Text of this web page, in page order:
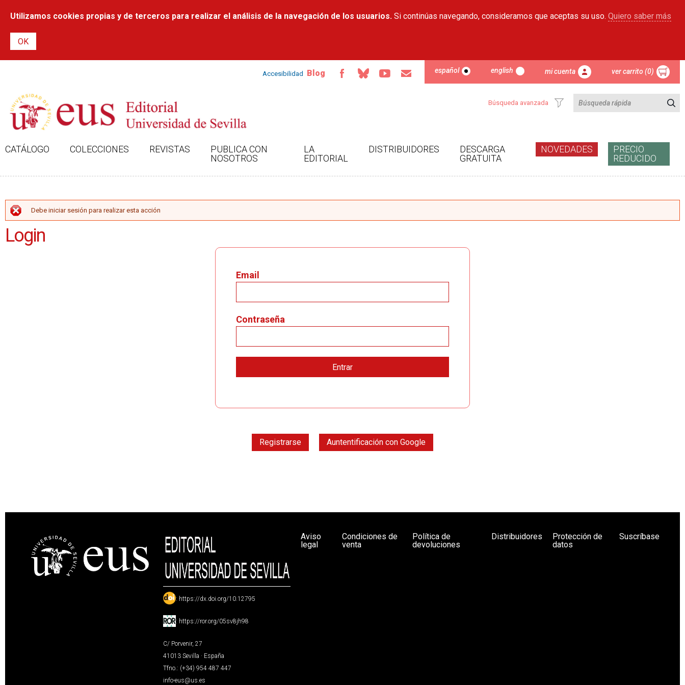
contenido
Utilizamos cookies propias y de terceros para realizar el análisis de la navegación de los usuarios. Si continúas navegando, consideramos que aceptas su uso. Quiero saber más
Accesibilidad Blog español english mi cuenta ver carrito (0)
Búsqueda avanzada
CATÁLOGO COLECCIONES REVISTAS
PUBLICA CON
NOSOTROS
LA
EDITORIAL
DISTRIBUIDORES
DESCARGA
GRATUITA
NOVEDADES
PRECIO
REDUCIDO
MENSAJE DE ERROR
Debe iniciar sesión para realizar esta acción
Login
Email
Contraseña
Registrarse Auntentificación con Google
: https://dx.doi.org/10.12795
: https://ror.org/05sv8jh98
C/ Porvenir, 27
41013 Sevilla · España
Tfno.: (+34) 954 487 447
info-eus@us.es
Aviso
legal
Condiciones de
venta
Política de
devoluciones
Distribuidores
Protección de
datos
Suscríbase